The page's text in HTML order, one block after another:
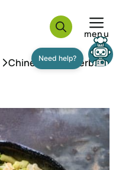
menu
»Chinese kool roerbak
Need help?